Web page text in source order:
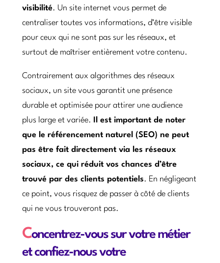
visibilité. Un site internet vous permet de
centraliser toutes vos informations, d’être visible
pour ceux qui ne sont pas sur les réseaux, et
surtout de maîtriser entièrement votre contenu.
Contrairement aux algorithmes des réseaux
sociaux, un site vous garantit une présence
durable et optimisée pour attirer une audience
plus large et variée.
Il est important de noter
que le référencement naturel (SEO) ne peut
pas être fait directement via les réseaux
sociaux, ce qui réduit vos chances d’être
trouvé par des clients potentiels. En négligeant
ce point, vous risquez de passer à côté de clients
qui ne vous trouveront pas.
Concentrez-vous sur votre métier
et confiez-nous votre